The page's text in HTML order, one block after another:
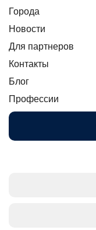
Города
Новости
Для партнеров
Контакты
Блог
Профессии